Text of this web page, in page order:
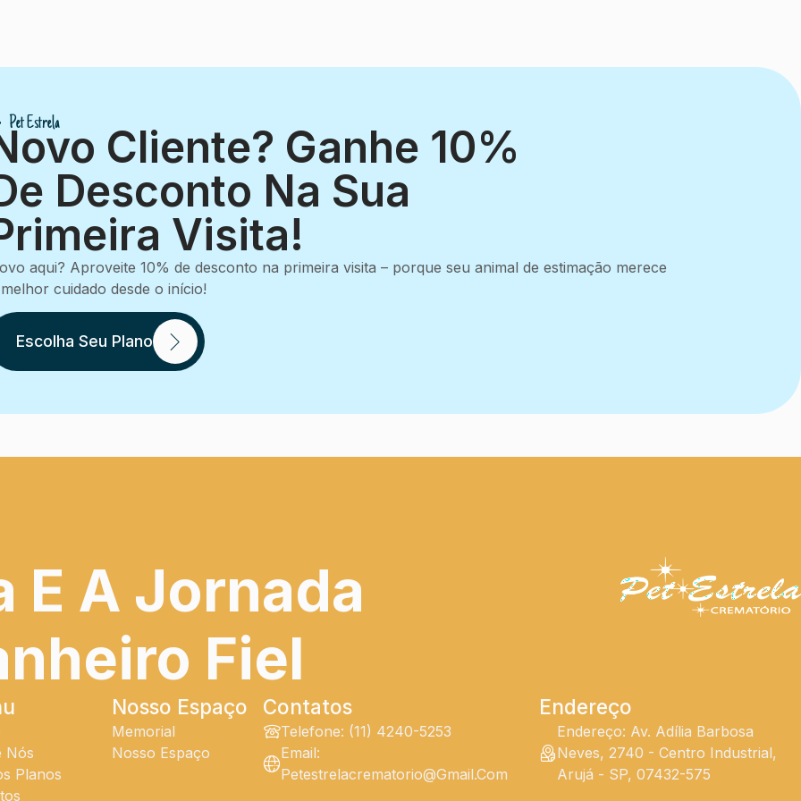
Pet Estrela
Cliente? Ganhe 10%
Desconto Na Sua
Visita!
aqui? Aproveite 10% de desconto na primeira visita – porque seu animal de estimação merece
cuidado desde o início!
Escolha Seu Plano
E A Jornada
Fiel
Nós
Planos
Nosso Espaço
Memorial
Nosso Espaço
Contatos
Telefone: (11) 4240-5253
Email:
Petestrelacrematorio@gmail.com
Endereço
Endereço: Av. Adília Barbosa
Neves, 2740 - Centro Industrial,
Arujá - SP, 07432-575